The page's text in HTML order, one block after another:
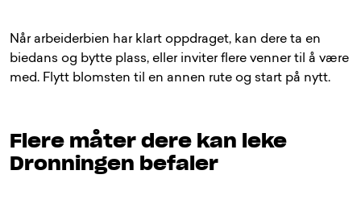
Når arbeiderbien har klart oppdraget, kan dere ta en
biedans og bytte plass, eller inviter flere venner til å være
med. Flytt blomsten til en annen rute og start på nytt.
Flere måter dere kan leke
Dronningen befaler